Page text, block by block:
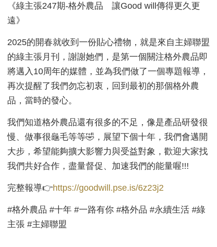
《綠主張247期-格外農品 讓Good will傳得更久更
遠》
2025的開春就收到一份貼心禮物，就是來自主婦聯盟
的綠主張月刊，謝謝她們，是第一個關注格外農品即
將邁入10周年的媒體，並為我們做了一個專題報導，
再次提醒了我們勿忘初衷，回到最初的那個格外農
品，當時的發心。
我們知道格外農品還有很多的不足，像是產品研發很
慢、做事很龜毛等等🤣，展望下個十年，我們會邁開
大步，希望能夠擴大影響力與受益對象，歡迎大家找
我們共好合作，盡量督促、加速我們的能量喔!!!
完整報導👉https://goodwill.pse.is/6z23j2
#格外農品 #十年 #一路有你 #格外品 #永續生活 #綠
主張 #主婦聯盟